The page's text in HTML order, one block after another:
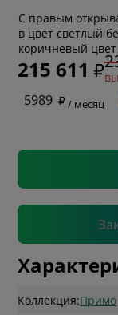
С правым
в цвет светлый
коричневый цвет
215 611
5989
/ месяц
* обязательное
*
Коллекция:Примо